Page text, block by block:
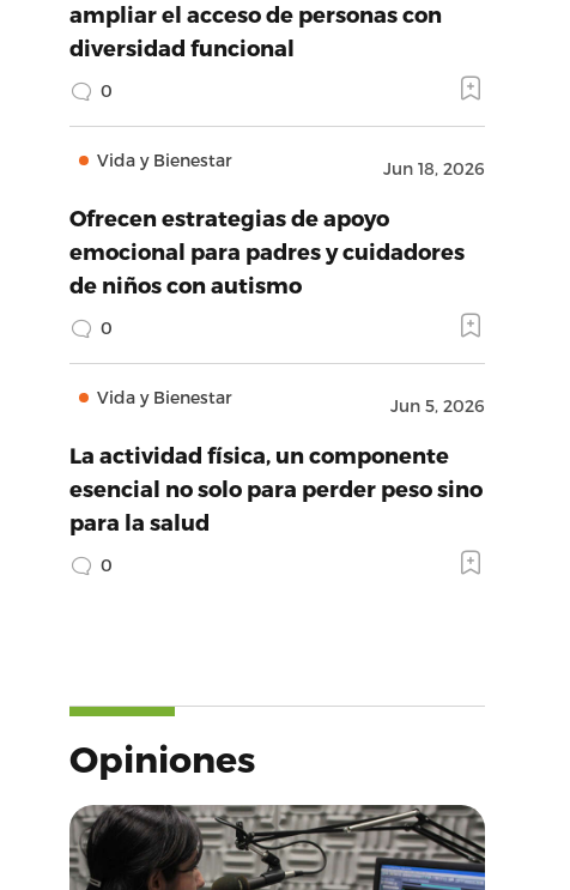
ampliar el acceso de personas con
diversidad funcional
0
Vida y Bienestar Jun 18, 2026
Ofrecen estrategias de apoyo
emocional para padres y cuidadores
de niños con autismo
0
Vida y Bienestar Jun 5, 2026
La actividad física, un componente
esencial no solo para perder peso sino
para la salud
0
Opiniones